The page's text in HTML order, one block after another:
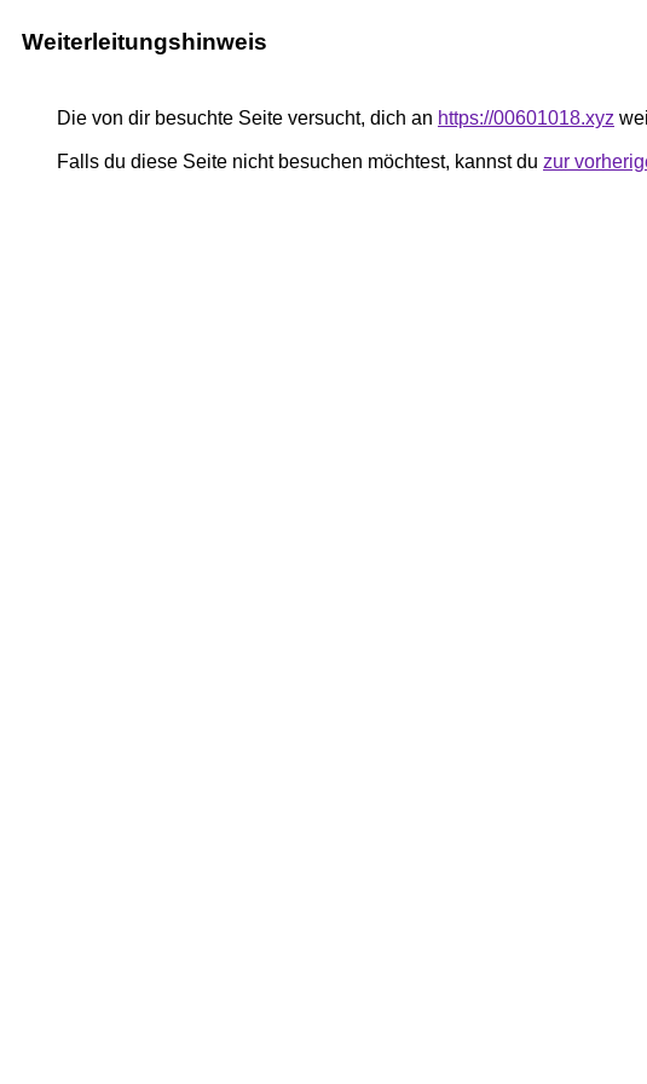
Weiterleitungshinweis
Die von dir besuchte Seite versucht, dich an https://00601018.xyz
Falls du diese Seite nicht besuchen möchtest, kannst du zur